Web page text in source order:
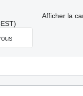
Afficher la